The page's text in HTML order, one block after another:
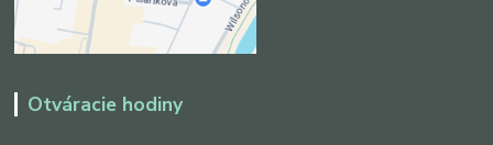
Otváracie hodiny